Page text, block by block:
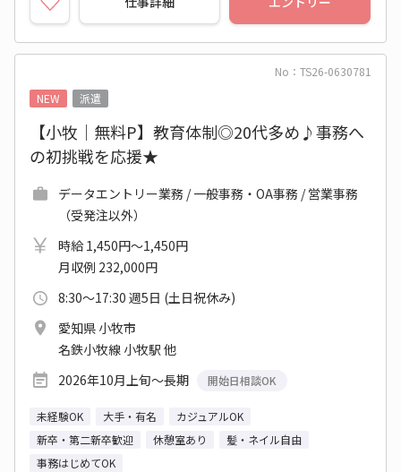
No：TS26-0630781
NEW
派遣
【小牧｜無料P】教育体制◎20代多め♪事務へ
の初挑戦を応援★
データエントリー業務 / 一般事務・OA事務 / 営業事務
（受発注以外）
時給 1,450円～1,450円
月収例 232,000円
8:30～17:30 週5日 (土日祝休み)
愛知県 小牧市
名鉄小牧線 小牧駅 他
2026年10月上旬～長期
開始日相談OK
未経験OK 大手・有名
カジュアルOK
新卒・第二新卒歓迎
休憩室あり
髪・ネイル自由
事務はじめてOK